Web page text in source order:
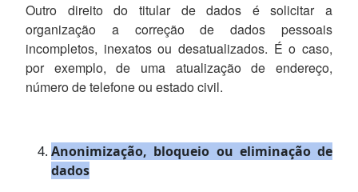
Outro direito do titular de dados é solicitar a
organização a correção de dados pessoais
incompletos, inexatos ou desatualizados. É o caso,
por exemplo, de uma atualização de endereço,
número de telefone ou estado civil.
Anonimização, bloqueio ou eliminação de
dados